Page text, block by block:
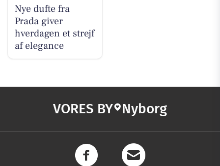
Nye dufte fra
Prada giver
hverdagen et strejf
af elegance
VORES BY Nyborg